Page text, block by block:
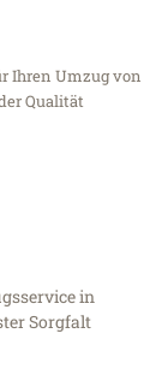
Ihren Umzug von
Qualität
in
Sorgfalt